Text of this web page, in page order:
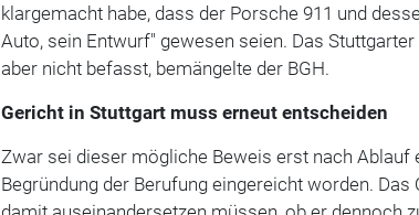
klargemacht habe, dass der Porsche 911 und
Auto, sein Entwurf" gewesen seien. Das
aber nicht befasst, bemängelte der BGH.
Gericht in Stuttgart muss erneut entscheiden
Zwar sei dieser mögliche Beweis erst nach Ablauf
Begründung der Berufung eingereicht worden. Das